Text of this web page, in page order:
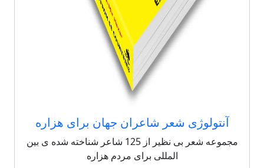
آنتولوژی شعر شاعران جهان برای هزاره
مجموعه شعر بی نظیر از 125 شاعر شناخته شده ی بین
المللی برای مردم هزاره